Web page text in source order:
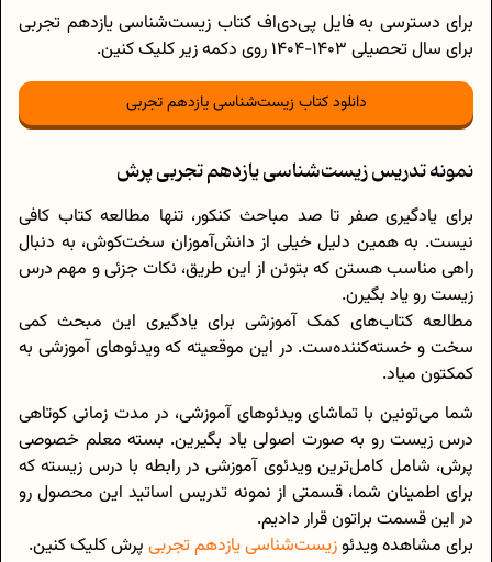
برای دسترسی به فایل پی‌دی‌اف کتاب زیست‌شناسی یازدهم تجربی
برای سال تحصیلی 1403-1404 روی دکمه زیر کلیک کنین.
دانلود کتاب زیست‌شناسی یازدهم تجربی
نمونه تدریس زیست‌شناسی یازدهم تجربی پرش
برای یادگیری صفر تا صد مباحث کنکور، تنها مطالعه کتاب کافی
نیست. به همین دلیل خیلی از دانش‌آموزان سخت‌کوش، به دنبال
راهی مناسب هستن که بتونن از این طریق، نکات جزئی و مهم درس
زیست رو یاد بگیرن.
مطالعه کتاب‌های کمک آموزشی برای یادگیری این مبحث کمی
سخت و خسته‌‎کننده‌ست. در این موقعیته که ویدئوهای آموزشی به
کمکتون میاد.
شما می‌تونین با تماشای ویدئو‌های آموزشی، در مدت زمانی کوتاهی
درس زیست رو به صورت اصولی یاد بگیرین. بسته معلم خصوصی
پرش، شامل کامل‌ترین ویدئوی آموزشی در رابطه با درس زیسته که
برای اطمینان شما، قسمتی از نمونه تدریس اساتید این محصول رو
در این قسمت براتون قرار دادیم.
برای مشاهده ویدئوزیست‌شناسی یازدهم تجربی پرش کلیک کنین.